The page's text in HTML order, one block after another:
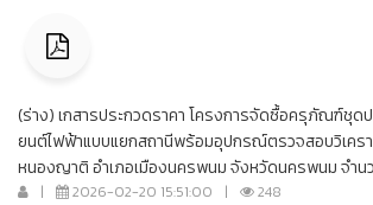
(ร่าง) เกสารประกวดราคา โครงการจัดซื้อครุภัณฑ์ชุ
ยนต์ไฟฟ้าแบบแยกสถานีพร้อมอุปกรณ์ตรวจสอบวิเคร
หนองญาติ อำเภอเมืองนครพนม จังหวัดนครพนม จำน
| 2026-02-20 15:51:00 | 248